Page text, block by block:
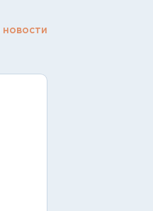
новости